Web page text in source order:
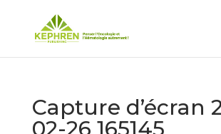
Capture d’écran
02-26 165145